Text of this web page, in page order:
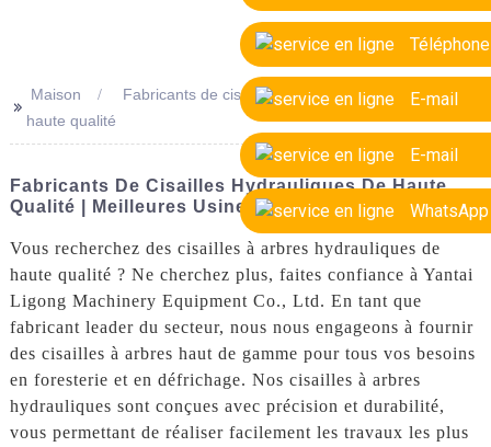
Téléphone
E-mail
E-mail
WhatsApp
>>
Maison
Fabricants de cisailles à arbres hydrauliques de
haute qualité
Fabricants De Cisailles Hydrauliques De Haute
Qualité | Meilleures Usines Et Marques
Vous recherchez des cisailles à arbres hydrauliques de
haute qualité ? Ne cherchez plus, faites confiance à Yantai
Ligong Machinery Equipment Co., Ltd. En tant que
fabricant leader du secteur, nous nous engageons à fournir
des cisailles à arbres haut de gamme pour tous vos besoins
en foresterie et en défrichage. Nos cisailles à arbres
hydrauliques sont conçues avec précision et durabilité,
vous permettant de réaliser facilement les travaux les plus